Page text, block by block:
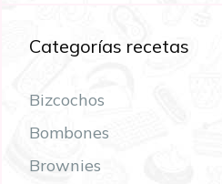
Categorías recetas
Bizcochos
Bombones
Brownies